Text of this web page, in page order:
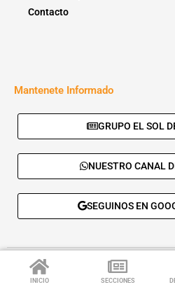
INICIO SECCIONES
Contacto
Mantenete Informado
GRUPO EL SOL
NUESTRO CANAL
SEGUINOS EN
© 2026 - El Sol de San Juan.
Desarrolla: